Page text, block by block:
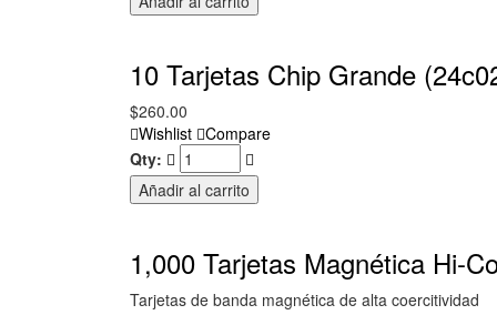
10 Tarjetas Chip Grande
$260.00
Wishlist Compare
Qty:
Añadir al carrito
1,000 Tarjetas Magnética Hi-
Tarjetas de banda magnética de alta coercitividad